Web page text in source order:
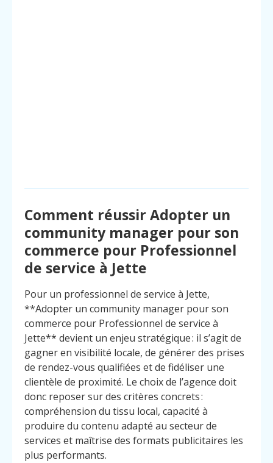
Comment réussir Adopter un
community manager pour son
commerce pour Professionnel
de service à Jette
Pour un professionnel de service à Jette,
**Adopter un community manager pour son
commerce pour Professionnel de service à
Jette** devient un enjeu stratégique : il s’agit de
gagner en visibilité locale, de générer des prises
de rendez-vous qualifiées et de fidéliser une
clientèle de proximité. Le choix de l’agence doit
donc reposer sur des critères concrets :
compréhension du tissu local, capacité à
produire du contenu adapté au secteur de
services et maîtrise des formats publicitaires les
plus performants.